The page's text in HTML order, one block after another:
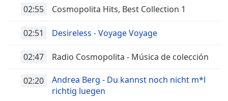
02:55 Cosmopolita Hits, Best Collection 1
02:51 Desireless - Voyage Voyage
02:47 Radio Cosmopolita - Música de colección
02:20
Andrea Berg - Du kannst noch nicht m*l
richtig luegen